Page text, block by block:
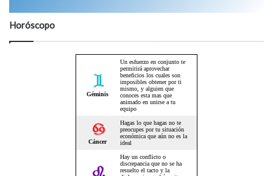
Horóscopo